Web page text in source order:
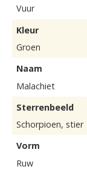
Vuur
Kleur
Groen
Naam
Malachiet
Sterrenbeeld
Schorpioen, stier
Vorm
Ruw